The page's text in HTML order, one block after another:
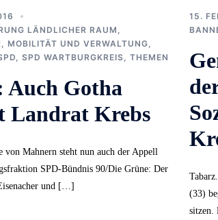
LÄNDLICHER RAUM
MOBILITÄT UND VERWALTUNG
SPD WARTBURGKREIS THEMEN
Auch Gotha
Landrat Krebs
von Mahnern steht nun auch der Appell
SPD-Bündnis 90/Die Grüne: Der
und […]
15.
(33)